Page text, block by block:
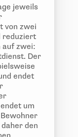
jeweils
von zwei
reduziert
auf zwei:
Der
endet
um
den